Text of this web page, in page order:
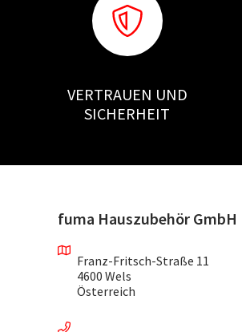
VERTRAUEN UND
SICHERHEIT
fuma Hauszubehör GmbH
Franz-Fritsch-Straße 11
4600 Wels
Österreich